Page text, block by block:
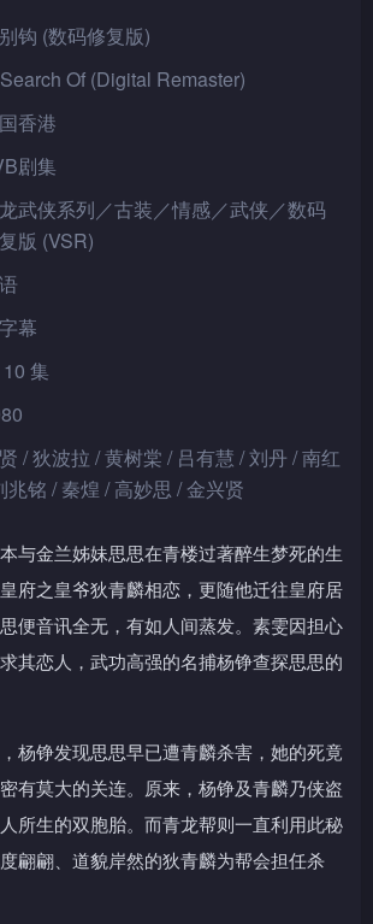
钩 (数码修复版)
Of (Digital Remaster)
香港
剧集
武侠系列／古装／情感／武侠／数码
版 (VSR)
幕
集
/ 狄波拉 / 黄树棠 / 吕有慧 / 刘丹 / 南红
兆铭 / 秦煌 / 高妙思 / 金兴贤
与金兰姊妹思思在青楼过著醉生梦死的生
府之皇爷狄青麟相恋，更随他迁往皇府居
便音讯全无，有如人间蒸发。素雯因担心
其恋人，武功高强的名捕杨铮查探思思的
杨铮发现思思早已遭青麟杀害，她的死竟
有莫大的关连。原来，杨铮及青麟乃侠盗
所生的双胞胎。而青龙帮则一直利用此秘
翩翩、道貌岸然的狄青麟为帮会担任杀